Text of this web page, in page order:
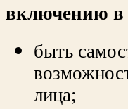
включению в
быть
лица;